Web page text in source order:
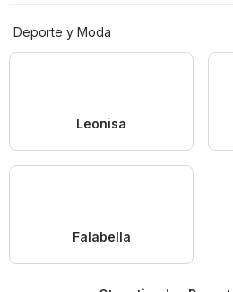
Deporte y Moda
Leonisa
Falabella